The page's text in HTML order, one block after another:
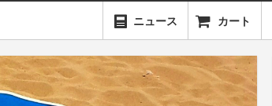
ニュース カート